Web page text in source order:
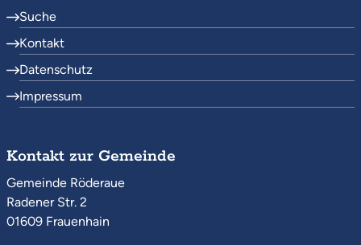
Suche
Kontakt
Datenschutz
Impressum
Kontakt zur Gemeinde
Gemeinde Röderaue
Radener Str. 2
01609 Frauenhain